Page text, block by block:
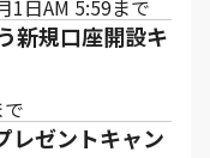
1日AM 5:59まで
新規口座開設キ
レゼントキャン